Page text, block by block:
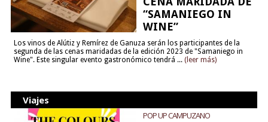
“SAMANIEGO IN
WINE”
Los vinos de Alútiz y Remírez de Ganuza serán los participantes de la
segunda de las cenas maridadas de la edición 2023 de "Samaniego in
Wine". Este singular evento gastronómico tendrá ... (leer más)
Viajes
POP UP CAMPUZANO